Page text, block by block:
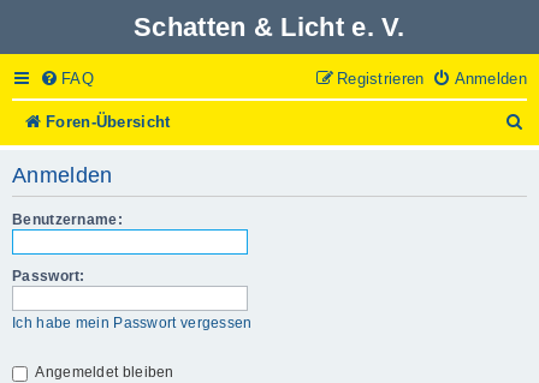
Schatten & Licht e. V.
FAQ Anmelden
Registrieren
Foren-Übersicht
u
Anmelden
Benutzername:
Passwort:
Ich habe mein Passwort vergessen
Angemeldet bleiben